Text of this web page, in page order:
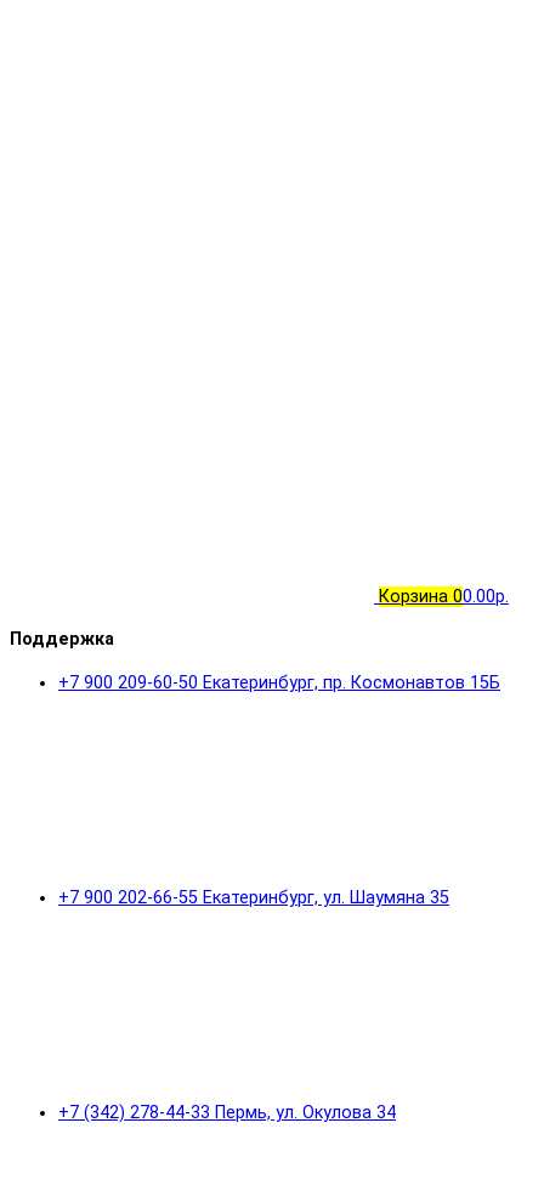
Корзина 00.00р.
Поддержка
+7 900 209-60-50 Екатеринбург, пр. Космонавтов 15Б
+7 900 202-66-55 Екатеринбург, ул. Шаумяна 35
+7 (342) 278-44-33 Пермь, ул. Окулова 34